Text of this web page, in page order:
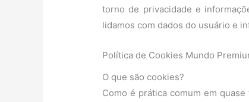
torno de privacidade e
lidamos com dados do usuário e
Política de Cookies Mundo
O que são cookies?
Como é prática comum em